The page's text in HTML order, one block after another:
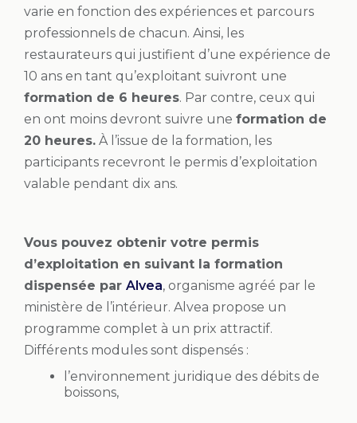
varie en fonction des expériences et parcours
professionnels de chacun. Ainsi, les
restaurateurs qui justifient d’une expérience de
10 ans en tant qu’exploitant suivront une
formation de 6 heures. Par contre, ceux qui
en ont moins devront suivre une formation de
20 heures. À l’issue de la formation, les
participants recevront le permis d’exploitation
valable pendant dix ans.
Vous pouvez obtenir votre permis
d’exploitation en suivant la formation
dispensée par Alvea, organisme agréé par le
ministère de l’intérieur. Alvea propose un
programme complet à un prix attractif.
Différents modules sont dispensés :
l’environnement juridique des débits de
boissons,